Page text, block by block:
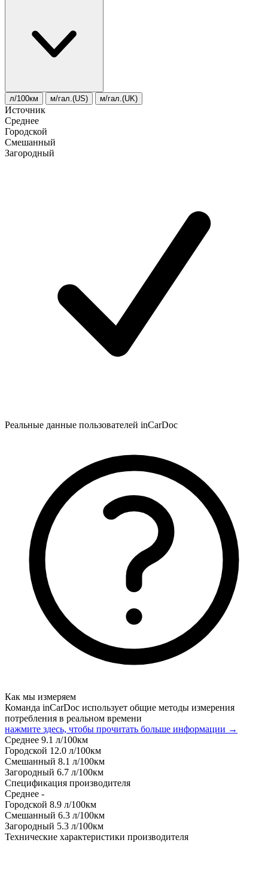
л/100км м/гал.(US) м/гал.(UK)
Источник
Среднее
Городской
Смешанный
Загородный
Реальные данные пользователей inCarDoc
Как мы измеряем
Команда inCarDoc использует общие методы измерения
потребления в реальном времени
нажмите здесь, чтобы прочитать больше информации →
Среднее 9.1 л/100км
Городской 12.0 л/100км
Смешанный 8.1 л/100км
Загородный 6.7 л/100км
Спецификация производителя
Среднее -
Городской 8.9 л/100км
Смешанный 6.3 л/100км
Загородный 5.3 л/100км
Технические характеристики производителя